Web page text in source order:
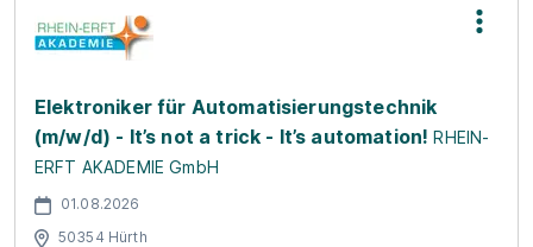
Elektroniker für Automatisierungstechnik
(m/w/d) - It’s not a trick - It’s automation! RHEIN-
ERFT AKADEMIE GmbH
01.08.2026
50354 Hürth